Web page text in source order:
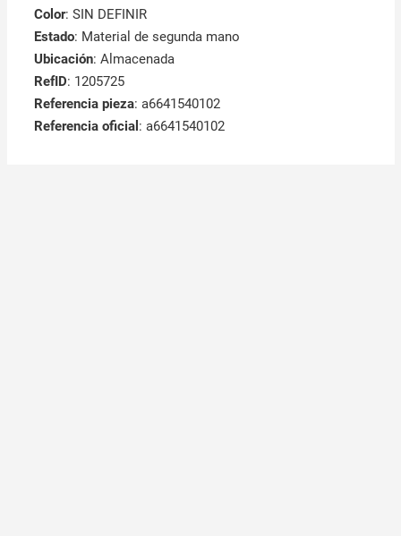
Color: SIN DEFINIR
Estado: Material de segunda mano
Ubicación: Almacenada
RefID: 1205725
Referencia pieza: a6641540102
Referencia oficial : a6641540102